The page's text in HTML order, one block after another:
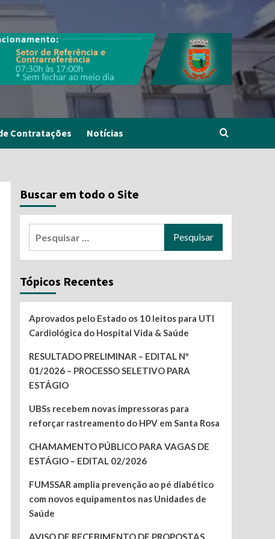
Contratações Notícias
Buscar em todo o Site
Tópicos Recentes
Aprovados pelo Estado os 10 leitos para UTI
Cardiológica do Hospital Vida & Saúde
RESULTADO PRELIMINAR – EDITAL Nº
01/2026 – PROCESSO SELETIVO PARA
ESTÁGIO
UBSs recebem novas impressoras para
reforçar rastreamento do HPV em Santa Rosa
CHAMAMENTO PÚBLICO PARA VAGAS DE
ESTÁGIO – EDITAL 02/2026
FUMSSAR amplia prevenção ao pé diabético
com novos equipamentos nas Unidades de
Saúde
AVISO DE RECEBIMENTO DE PROPOSTAS